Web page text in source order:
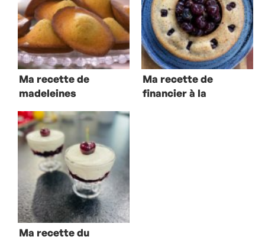
Ma recette de
madeleines
Ma recette de
financier à la
Ma recette du